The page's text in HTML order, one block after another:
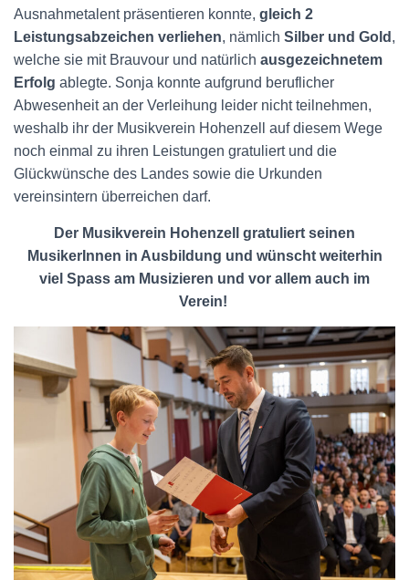
Ausnahmetalent präsentieren konnte, gleich 2
Leistungsabzeichen verliehen, nämlich Silber und Gold ,
welche sie mit Brauvour und natürlich ausgezeichnetem
Erfolg ablegte. Sonja konnte aufgrund beruflicher
Abwesenheit an der Verleihung leider nicht teilnehmen,
weshalb ihr der Musikverein Hohenzell auf diesem Wege
noch einmal zu ihren Leistungen gratuliert und die
Glückwünsche des Landes sowie die Urkunden
vereinsintern überreichen darf.
Der Musikverein Hohenzell gratuliert seinen
MusikerInnen in Ausbildung und wünscht weiterhin
viel Spass am Musizieren und vor allem auch im
Verein!